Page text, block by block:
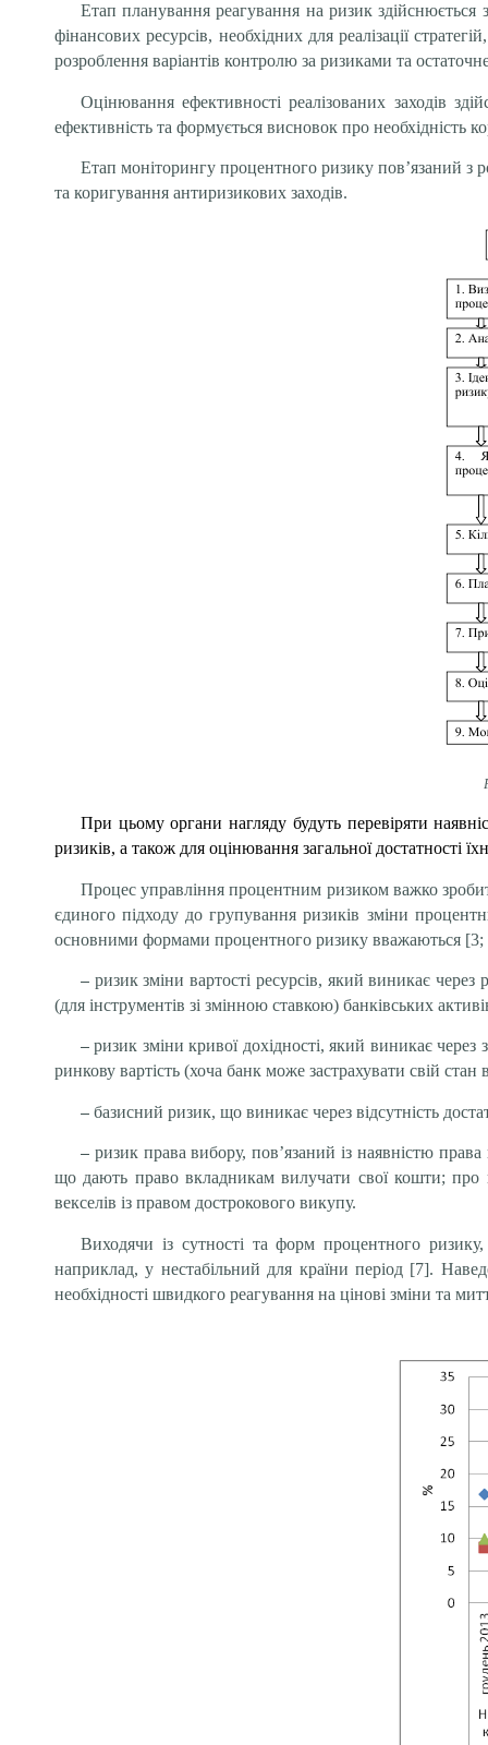
Етап планування реагування на ризик здійснюється
фінансових ресурсів, необхідних для реалізації
розроблення варіантів контролю за ризиками та
Оцінювання ефективності реалізованих заходів
ефективність та формується висновок про необхідність
Етап моніторингу процентного ризику пов’язаний з
та коригування антиризикових заходів.
При цьому органи нагляду будуть перевіряти
ризиків, а також для оцінювання загальної достатності
Процес управління процентним ризиком важко
єдиного підходу до групування ризиків зміни
основними формами процентного ризику вважаються [3;
– ризик зміни вартості ресурсів, який виникає
(для інструментів зі змінною ставкою) банківських
–ризик зміни кривої дохідності, який виникає
ринкову вартість (хоча банк може застрахувати свій стан
– базисний ризик, що виникає через відсутність
– ризик права вибору, пов’язаний із наявністю
що дають право вкладникам вилучати свої кошти; про
векселів із правом дострокового викупу.
Виходячи із сутності та форм процентного
наприклад, у нестабільний для країни період [7].
необхідності швидкого реагування на цінові зміни та